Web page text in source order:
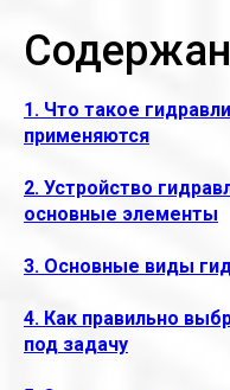
1. Что такое
применяются
2. Устройство
основные элементы
3. Основные виды
4. Как правильно
под задачу